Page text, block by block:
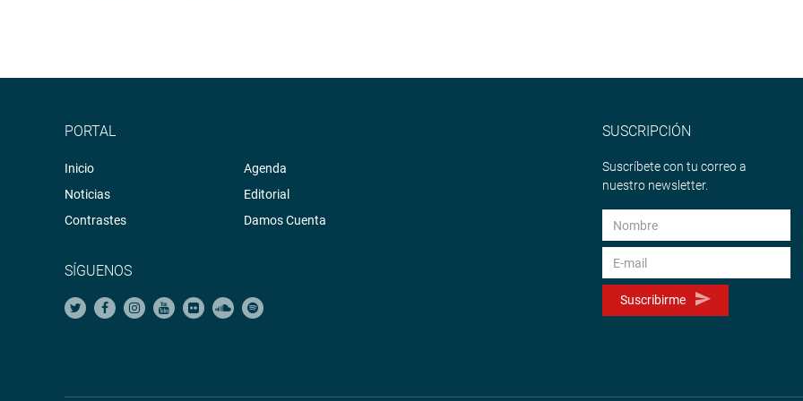
fotografia.congreso.gob.pe
PORTAL
Inicio
Noticias
Contrastes
Agenda
Editorial
Damos Cuenta
SÍGUENOS
SUSCRIPCIÓN
Suscríbete con tu correo a
nuestro newsletter.
Suscribirme